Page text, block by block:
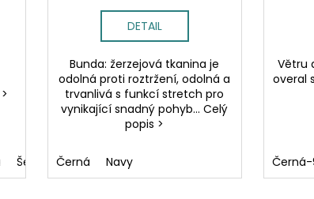
Šedá Černá Navy
DETAIL
Bunda: žerzejová tkanina je
odolná proti roztržení, odolná a
trvanlivá s funkcí stretch pro
vynikající snadný pohyb... Celý
popis >
Černá Navy
Větru
overal